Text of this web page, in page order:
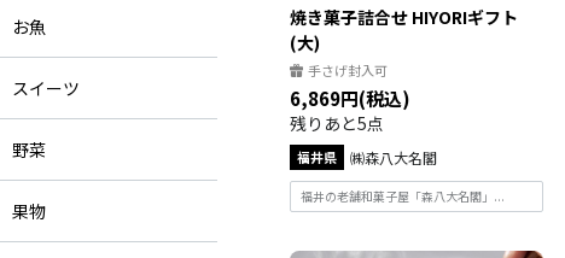
お魚
スイーツ
野菜
果物
焼き菓子詰合せ HIYORIギフト
(大)
手さげ封入可
6,869円(税込)
残りあと5点
福井県 ㈱森八大名閣
福井の老舗和菓子屋「森八大名閣」...